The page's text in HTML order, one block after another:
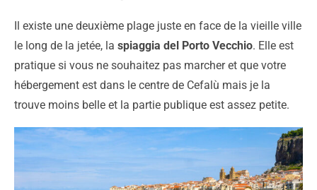
Il existe une deuxième plage juste en face de la vieille ville
le long de la jetée, la spiaggia del Porto Vecchio. Elle est
pratique si vous ne souhaitez pas marcher et que votre
hébergement est dans le centre de Cefalù mais je la
trouve moins belle et la partie publique est assez petite.